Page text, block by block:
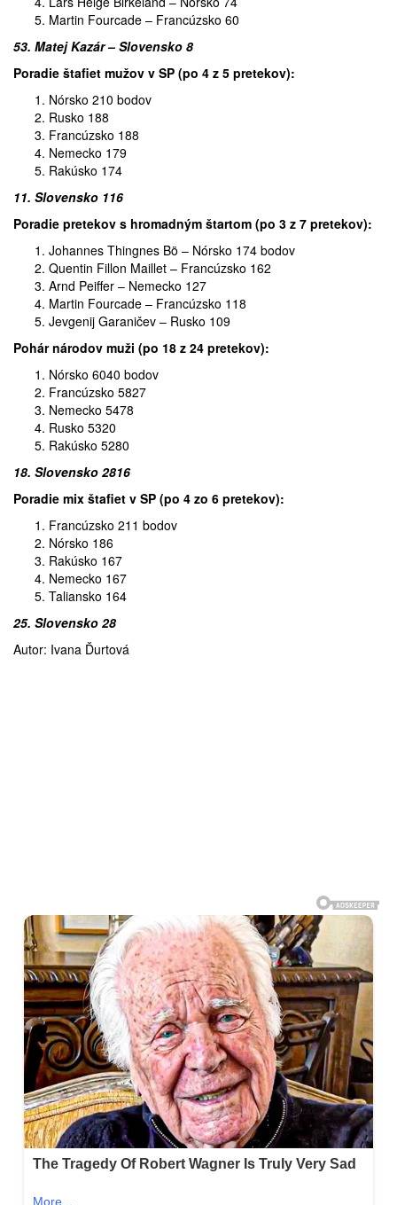
Martin Fourcade – Francúzsko 60
53. Matej Kazár – Slovensko 8
Poradie štafiet mužov v SP (po 4 z 5 pretekov):
Nórsko 210 bodov
Rusko 188
Francúzsko 188
Nemecko 179
Rakúsko 174
11. Slovensko 116
Poradie pretekov s hromadným štartom (po 3 z 7 pretekov):
Johannes Thingnes Bö – Nórsko 174 bodov
Quentin Fillon Maillet – Francúzsko 162
Arnd Peiffer – Nemecko 127
Martin Fourcade – Francúzsko 118
Jevgenij Garaničev – Rusko 109
Pohár národov muži (po 18 z 24 pretekov):
Nórsko 6040 bodov
Francúzsko 5827
Nemecko 5478
Rusko 5320
Rakúsko 5280
18. Slovensko 2816
Poradie mix štafiet v SP (po 4 zo 6 pretekov):
Francúzsko 211 bodov
Nórsko 186
Rakúsko 167
Nemecko 167
Taliansko 164
25. Slovensko 28
Autor: Ivana Ďurtová